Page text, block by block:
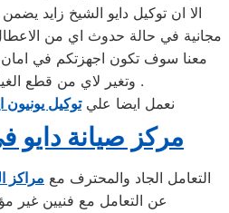
الا ان توكيل دايو الشيخ زايد
مجانية في حالة حدوث اي من الاعطال
معنا سوف تكون اجهزتكم في
وتغير لاي من قطع الغيار عند الضرورة .
نعمل ايضا عليتوكيل يونيون
مركز صيانة دايو
التعامل الجاد والمحترف مع مراكز
عن التعامل مع فنيين غير